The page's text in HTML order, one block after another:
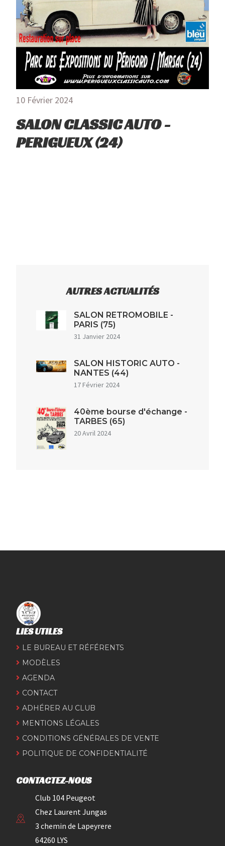
10 Février 2024
SALON CLASSIC AUTO -
PERIGUEUX (24)
AUTRES ACTUALITÉS
SALON RETROMOBILE -
PARIS (75)
31 Janvier 2024
SALON HISTORIC AUTO -
NANTES (44)
17 Février 2024
40ème bourse d'échange -
TARBES (65)
20 Avril 2024
LIES UTILES
LE BUREAU ET RÉFÉRENTS
MODÈLES
AGENDA
CONTACT
ADHÉRER AU CLUB
MENTIONS LÉGALES
CONDITIONS GÉNÉRALES DE VENTE
POLITIQUE DE CONFIDENTIALITÉ
CONTACTEZ-NOUS
Club 104 Peugeot
Chez Laurent Jungas
3 chemin de Lapeyrere
64260 LYS